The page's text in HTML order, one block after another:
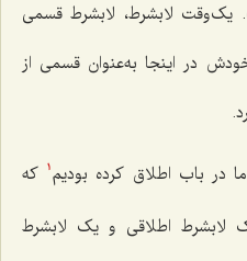
یک‌وقت لابشرط، لابشرط قسمی
در اینجا به‌عنوان قسمی از
در باب اطلاق کرده بودیم 1
که
لابشرط اطلاقی و یک لابشرط